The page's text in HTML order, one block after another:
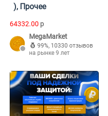
), Прочее
64332.00 p
MegaMarket
99%, 10330 отзывов
на рынке 9 лет